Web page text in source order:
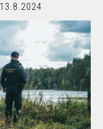
13.8.2024